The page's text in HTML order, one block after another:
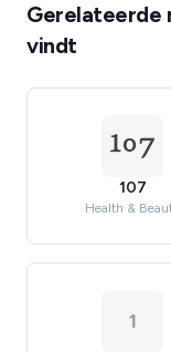
Gerelateerde
vindt
107
Health &
1